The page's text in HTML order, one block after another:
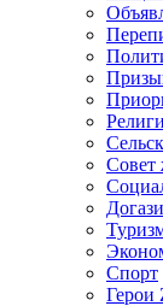
Спорт
Герои